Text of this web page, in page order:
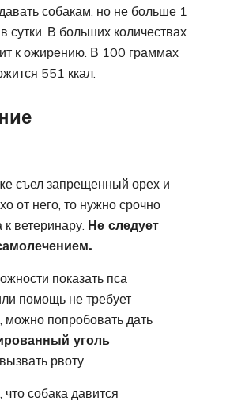
собакам, но не больше 1
сутки. В больших количествах
к ожирению. В 100 граммах
551 ккал.
съел запрещенный орех и
от него, то нужно срочно
ветеринару. Не следует
показать пса
помощь не требует
можно попробовать дать
уголь
рвоту.
что собака давится